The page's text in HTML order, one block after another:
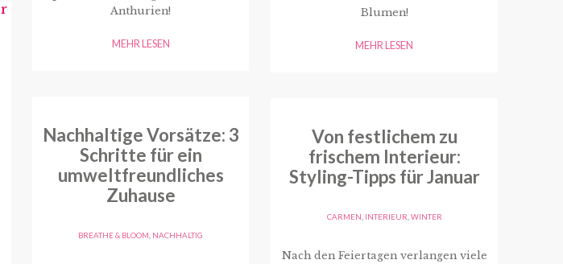
Anthurien!
MEHR LESEN
Nachhaltige Vorsätze: 3
Schritte für ein
umweltfreundliches
Zuhause
BREATHE & BLOOM NACHHALTIG
Blumen!
MEHR LESEN
Von festlichem zu
frischem Interieur:
Styling-Tipps für Januar
CARMEN INTERIEUR WINTER
Nach den Feiertagen verlangen viele